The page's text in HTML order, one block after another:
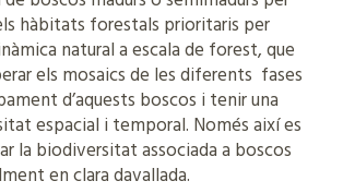
hàbitats forestals prioritaris per
natural a escala de forest, que
els mosaics de les diferents fases
d’aquests boscos i tenir una
espacial i temporal. Només així es
la biodiversitat associada a boscos
en clara davallada.